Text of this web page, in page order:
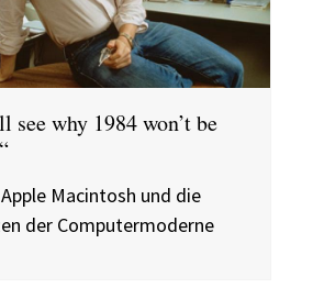
see why 1984 won’t be
Macintosh und die
der Computermoderne